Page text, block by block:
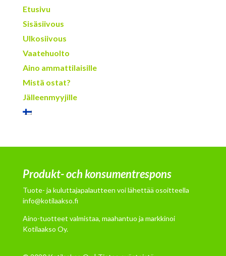
Etusivu
Sisäsiivous
Ulkosiivous
Vaatehuolto
Aino ammattilaisille
Mistä ostat?
Jälleenmyyjille
Produkt- och konsumentrespons
Tuote- ja kuluttajapalautteen voi lähettää osoitteella
info@kotilaakso.fi
Aino-tuotteet valmistaa, maahantuo ja markkinoi
Kotilaakso Oy.